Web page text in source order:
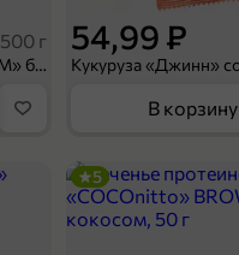
500 г
Рис «TaMashAe MIADI PREMIUM» басмати пропаренный, 500 г
54,99 ₽
В корзину
5